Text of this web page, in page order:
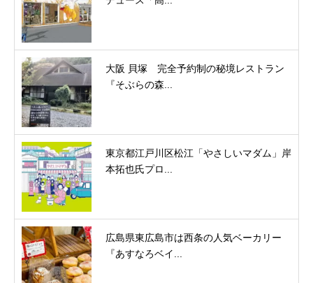
大阪 貝塚 完全予約制の秘境レストラン
『そぶらの森...
東京都江戸川区松江「やさしいマダム」岸
本拓也氏プロ...
広島県東広島市は西条の人気ベーカリー
『あすなろベイ...